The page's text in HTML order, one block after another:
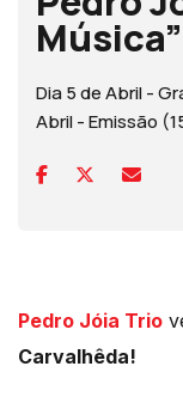
Música”
Dia 5 de Abril -
Abril - Emissão
Pedro Jóia Trio
Carvalhêda!